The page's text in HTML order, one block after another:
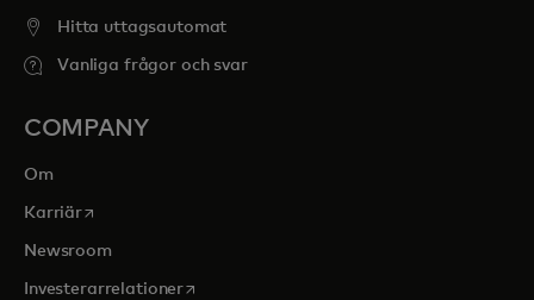
Hitta uttagsautomat
Vanliga frågor och svar
COMPANY
Om
Karriäropens in a new tab
Newsroom
Investerarrelationeropens in a new tab